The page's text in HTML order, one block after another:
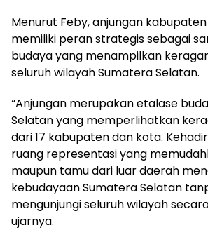
Menurut Feby, anjungan
memiliki peran strategis sebagai
budaya yang menampilkan
seluruh wilayah Sumatera Selatan.
“Anjungan merupakan etalase
Selatan yang memperlihatkan
dari 17 kabupaten dan kota.
ruang representasi yang
maupun tamu dari luar daerah
kebudayaan Sumatera Selatan
mengunjungi seluruh wilayah
ujarnya.